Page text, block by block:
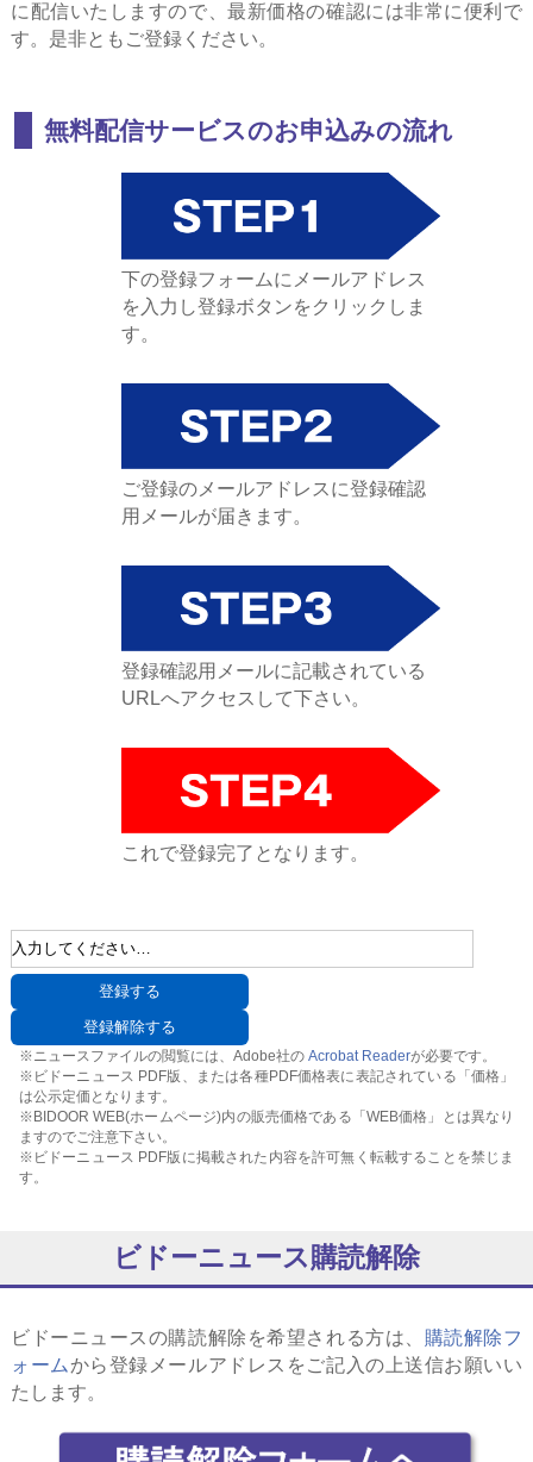
に配信いたしますので、最新価格の確認には非常に便利で
す。是非ともご登録ください。
無料配信サービスのお申込みの流れ
下の登録フォームにメールアドレス
を入力し登録ボタンをクリックしま
す。
ご登録のメールアドレスに登録確認
用メールが届きます。
登録確認用メールに記載されている
URLへアクセスして下さい。
これで登録完了となります。
※ニュースファイルの閲覧には、Adobe社の Acrobat Readerが必要です。
※ビドーニュース PDF版、または各種PDF価格表に表記されている「価格」
は公示定価となります。
※BIDOOR WEB(ホームページ)内の販売価格である「WEB価格」とは異なり
ますのでご注意下さい。
※ビドーニュース PDF版に掲載された内容を許可無く転載することを禁じま
す。
ビドーニュース購読解除
ビドーニュースの購読解除を希望される方は、 購読解除フ
ォームから登録メールアドレスをご記入の上送信お願いい
たします。